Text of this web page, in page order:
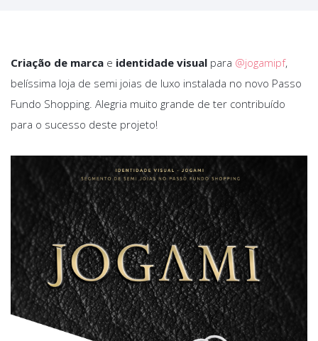
Criação de marca e identidade visual para @jogamipf,
belíssima loja de semi joias de luxo instalada no novo Passo
Fundo Shopping. Alegria muito grande de ter contribuído
para o sucesso deste projeto!